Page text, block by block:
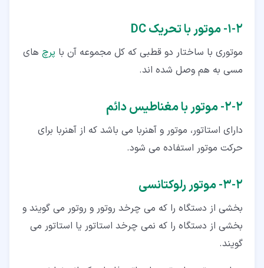
۲‏-‏۱‏- موتور با تحریک DC
موتوری با ساختار دو قطبی که کل مجموعه آن با پرچ های
مسی به هم وصل شده اند.
۲‏-‏۲‏- موتور با مغناطیس دائم
دارای استاتور، موتور و آهنربا می باشد که از آهنربا برای
حرکت موتور استفاده می شود.
۲‏-‏۳‏- موتور رلوکتانسی
بخشی از دستگاه را که می چرخد روتور و روتور می گویند و
بخشی از دستگاه را که نمی چرخد استاتور یا استاتور می
گویند.